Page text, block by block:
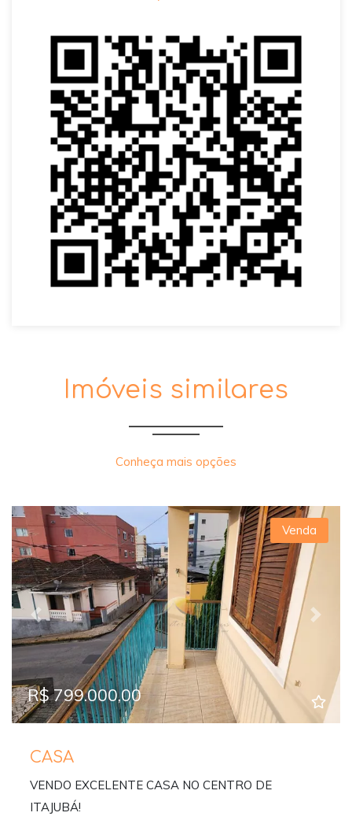
Imóveis similares
Conheça mais opções
Previous Next
Venda
R$ 799.000,00
CASA
VENDO EXCELENTE CASA NO CENTRO DE
ITAJUBÁ!